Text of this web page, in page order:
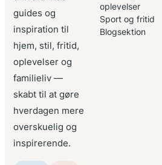
guides og
inspiration til
hjem, stil, fritid,
oplevelser og
familieliv —
skabt til at gøre
hverdagen mere
overskuelig og
inspirerende.
oplevelser
Sport og fritid
Blogsektion